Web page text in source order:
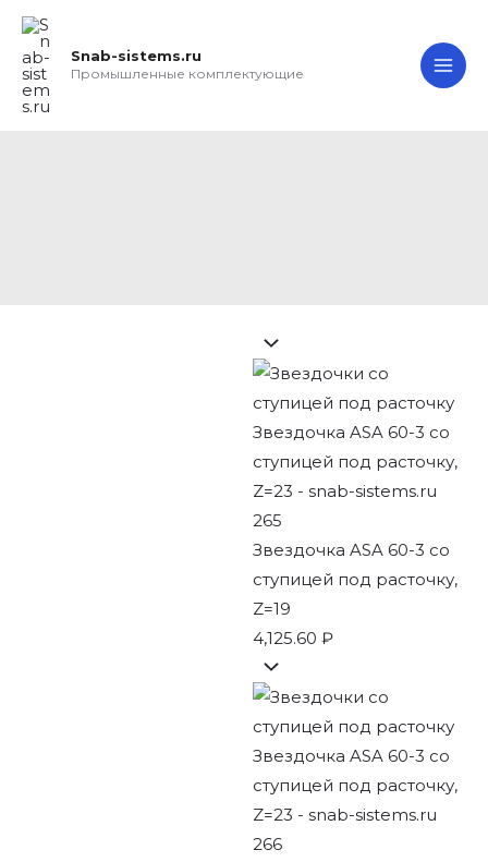
Перейти
содержимому
Snab-sistems.ru
Промышленные комплектующие
Звездочка ASA 60-3 со
ступицей под расточку,
Z=19
4,125.60₽
60-
Search...